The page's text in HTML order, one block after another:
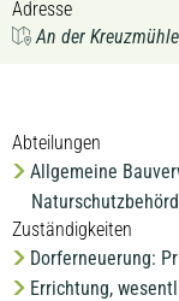
Adresse
An der
Abteilungen
Allgemeine
Zuständigkeiten
Dorferneuerung:
Errichtung,